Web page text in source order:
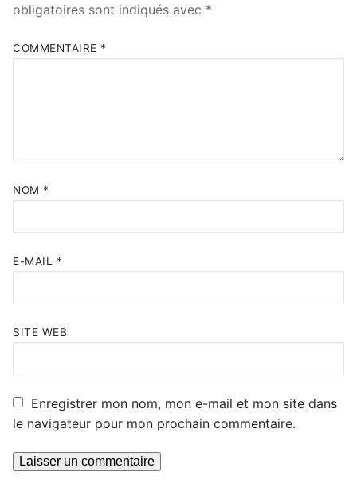
obligatoires sont indiqués avec *
COMMENTAIRE *
NOM *
E-MAIL *
SITE WEB
Enregistrer mon nom, mon e-mail et mon site dans
le navigateur pour mon prochain commentaire.